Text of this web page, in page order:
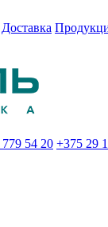
Доставка
779 54 20 +375 29